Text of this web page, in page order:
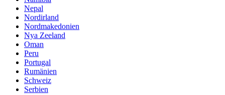
Nepal
Nordirland
Nordmakedonien
Nya Zeeland
Oman
Peru
Portugal
Rumänien
Schweiz
Serbien